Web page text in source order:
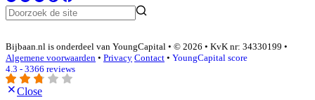
Bijbaan.nl is onderdeel van YoungCapital • © 2026 • KvK nr: 34330199 •
Algemene voorwaarden • Privacy Contact • YoungCapital score
4.3 - 3366 reviews
Close